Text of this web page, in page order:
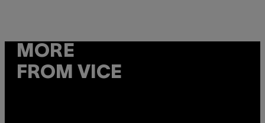
MORE
FROM VICE